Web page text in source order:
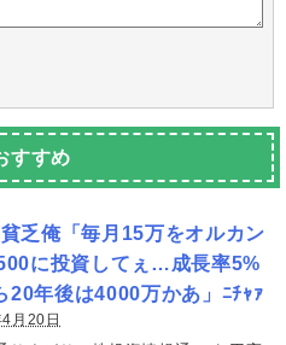
すすめ
乏俺「毎月15万をオルカン
に投資してぇ…成長率5%
20年後は4000万かあ」ﾆﾁｬｧ
月20日